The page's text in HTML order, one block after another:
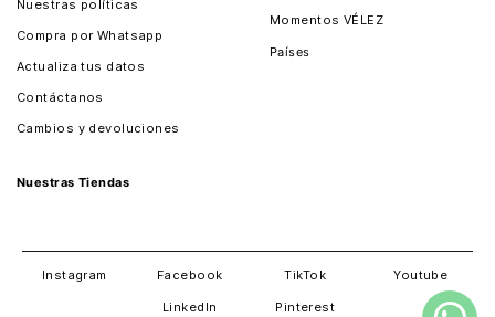
Nuestras políticas
Compra por Whatsapp
Actualiza tus datos
Contáctanos
Cambios y devoluciones
Momentos VÉLEZ
Países
Costa Rica
Nuestras Tiendas
Instagram
Facebook TikTok Youtube
LinkedIn Pinterest